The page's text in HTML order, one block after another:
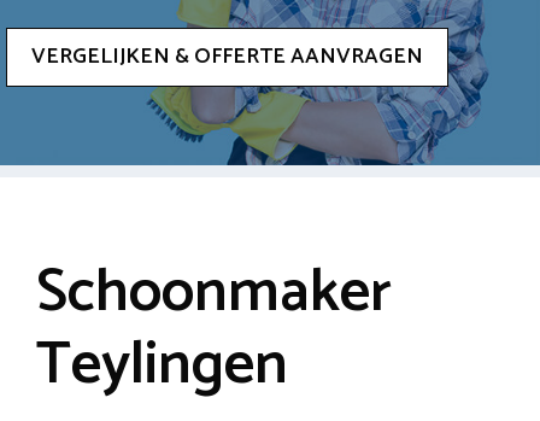
VERGELIJKEN & OFFERTE AANVRAGEN
Schoonmaker
Teylingen